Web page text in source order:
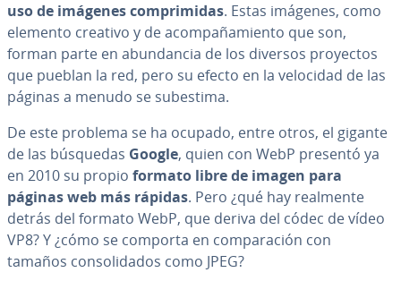
uso de imágenes co­m­pri­mi­das. Estas imágenes, como
elemento creativo y de aco­m­pa­ña­mie­n­to que son,
forman parte en abu­n­da­n­cia de los diversos proyectos
que pueblan la red, pero su efecto en la velocidad de las
páginas a menudo se subestima.
De este problema se ha ocupado, entre otros, el gigante
de las búsquedas Google, quien con WebP presentó ya
en 2010 su propio formato libre de imagen para
páginas web más rápidas. Pero ¿qué hay realmente
detrás del formato WebP, que deriva del códec de vídeo
VP8? Y ¿cómo se comporta en co­m­pa­ra­ción con
tamaños co­n­so­li­da­dos como JPEG?